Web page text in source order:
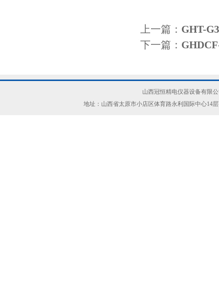
上一篇： GHT-
下一篇：
山西冠恒精电仪器设备有限
地址：山西省太原市小店区体育路永利国际中心14